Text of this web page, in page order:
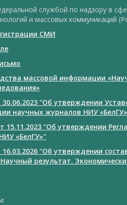
службой по надзору в
и массовых коммуникаций
СМИ
массовой информации
"Об утверждении
научных журналов НИУ «БелГУ»
15.11.2023 "Об утверждении
«БелГУ»"
"Об утверждении
результат.